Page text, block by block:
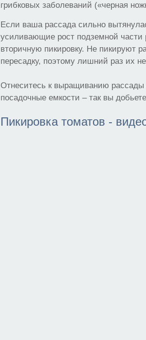
грибковых заболеваний («черная
Если ваша рассада сильно
усиливающие рост подземной части
вторичную пикировку. Не пикируют
пересадку, поэтому лишний раз их
Отнеситесь к выращиванию рассады
посадочные емкости – так вы
Пикировка томатов -